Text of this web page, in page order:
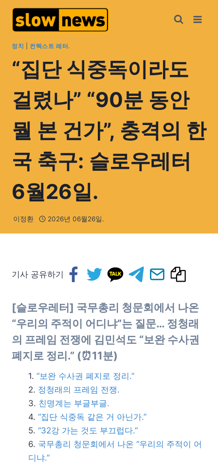
정치 컨텍스트 레터.
“집단 식중독이라도
걸렸나” “90분 동안
뭘 본 건가”, 충격의 한
국 축구: 슬로우레터
6월26일.
이정환 2026년 06월26일.
기사 공유하기
[슬로우레터] 국무총리 청문회에서 나온
“우리의 주적이 어디냐”는 질문… 정청래
의 프레임 전쟁에 김민석도 “보완 수사권
폐지로 정리.” (⏰11분)
“보완 수사권 폐지로 정리.”
정청래의 프레임 전쟁.
친명계는 부글부글.
“집단 식중독 같은 거 아닌가.”
“32강 가는 것도 부끄럽다.”
국무총리 청문회에서 나온 “우리의 주적이 어
디냐.”